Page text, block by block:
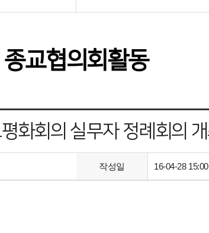
종교협의회활동
화회의 실무자 정례회의 개
작성일 16-04-28 15:00